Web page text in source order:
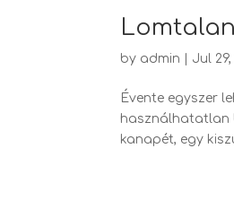
by admin Jul 29,
Évente egyszer
használhatatlan
kanapét, egy